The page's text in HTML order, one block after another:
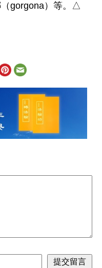
（gorgona）等。△